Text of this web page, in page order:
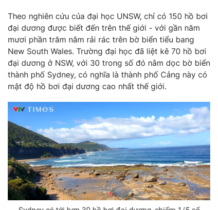
Theo nghiên cứu của đại học UNSW, chỉ có 150 hồ bơi
đại dương được biết đến trên thế giới - với gần năm
mươi phần trăm nằm rải rác trên bờ biển tiểu bang
New South Wales. Trường đại học đã liệt kê 70 hồ bơi
đại dương ở NSW, với 30 trong số đó nằm dọc bờ biển
thành phố Sydney, có nghĩa là thành phố Cảng này có
mật độ hồ bơi đại dương cao nhất thế giới.